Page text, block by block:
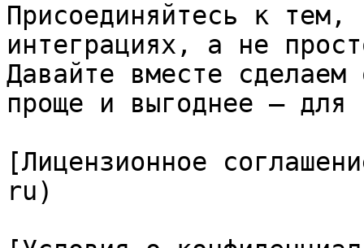
Присоединяйтесь к тем,
интеграциях, а не
Давайте вместе
проще и выгоднее — для
[Лицензионное
ru)